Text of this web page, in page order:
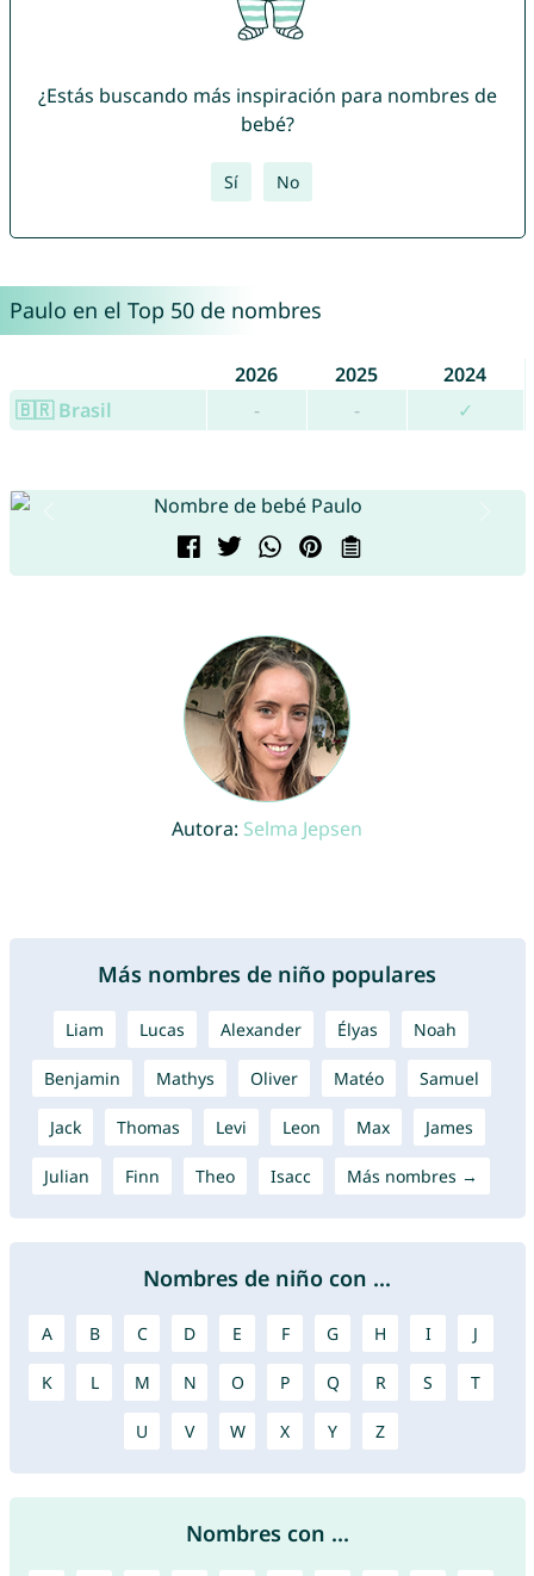
¿Estás buscando más inspiración para nombres de
bebé?
Sí No
Paulo en el Top 50 de nombres
2026 2025
2024
🇧🇷 Brasil
- - ✓
Autora: Selma Jepsen
Más nombres de niño populares
Liam Lucas Alexander Élyas Noah
Benjamin Mathys Oliver Matéo Samuel
Jack Thomas Levi Leon Max James
Julian Finn Theo Isacc Más nombres →
Nombres de niño con ...
A B C D E F G H I J
K L M N O P Q R S T
U V W X Y Z
Nombres con ...